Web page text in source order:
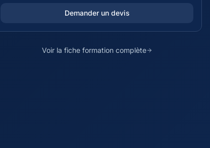
Demander un devis
Voir la fiche formation complète